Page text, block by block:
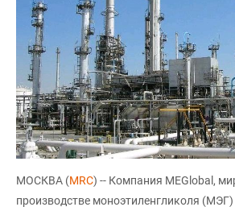
МОСКВА (MRC) -- Компания MEGlobal,
производстве моноэтиленгликоля (МЭГ)